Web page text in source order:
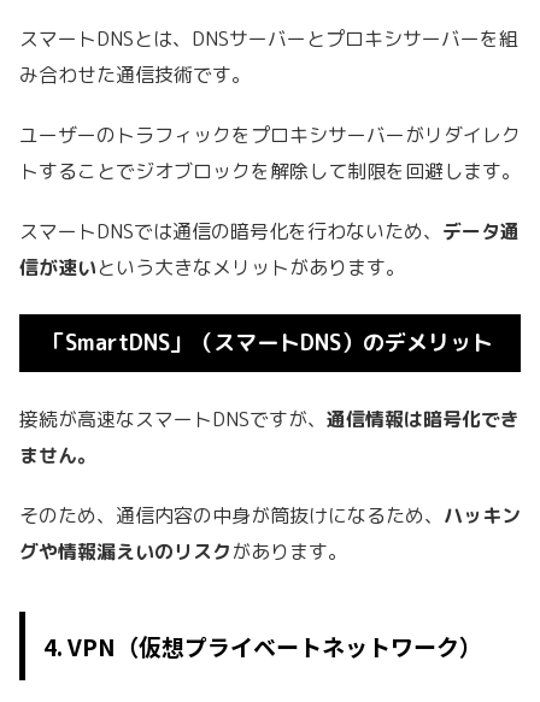
スマートDNSとは、DNSサーバーとプロキシサーバーを組
み合わせた通信技術です。
ユーザーのトラフィックをプロキシサーバーがリダイレク
トすることでジオブロックを解除して制限を回避します。
スマートDNSでは通信の暗号化を行わないため、 データ通
信が速いという大きなメリットがあります。
「SmartDNS」（スマートDNS） のデメリット
接続が高速なスマートDNSですが、 通信情報は暗号化でき
ません。
そのため、通信内容の中身が筒抜けになるため、 ハッキン
グや情報漏えいのリスクがあります。
4. VPN（仮想プライベートネットワーク）